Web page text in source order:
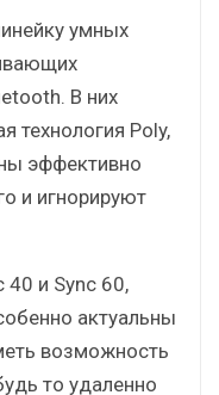
умных
В них
технология Poly,
эффективно
и игнорируют
40 и Sync 60,
актуальны
возможность
то удаленно